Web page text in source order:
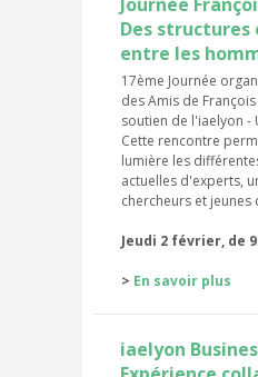
Des structures
entre les
17ème Journée
des Amis de
soutien de l'iaelyon -
Cette rencontre
lumière les
actuelles d'experts,
chercheurs et
Jeudi 2 février, de
> En savoir plus
iaelyon